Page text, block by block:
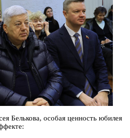
Белькова, особая ценность юбилея